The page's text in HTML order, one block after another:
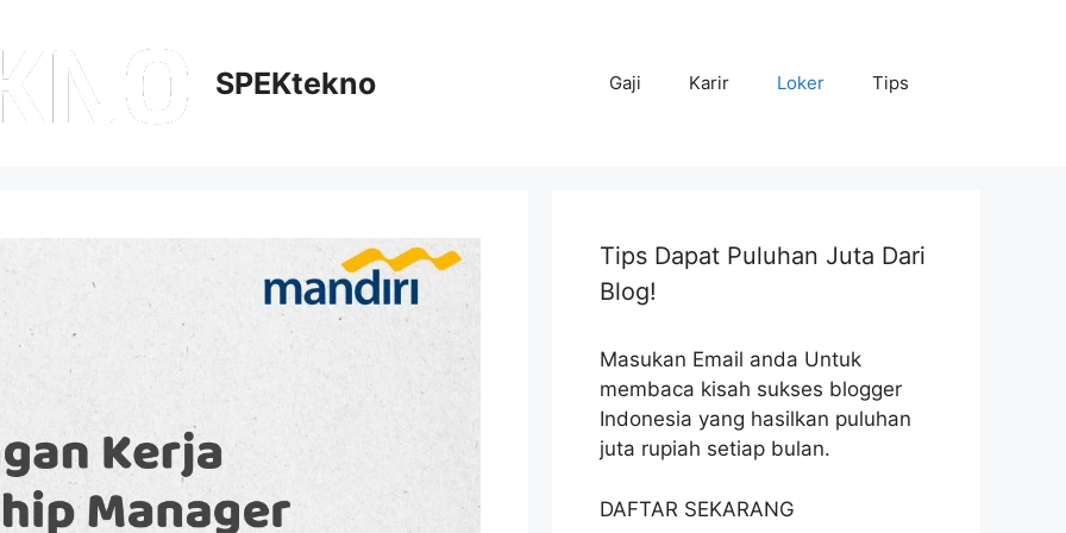
SPEKtekno Gaji Karir Loker Tips
Tips Dapat Puluhan Juta Dari
Blog!
Masukan Email anda Untuk
membaca kisah sukses blogger
Indonesia yang hasilkan puluhan
juta rupiah setiap bulan.
DAFTAR SEKARANG